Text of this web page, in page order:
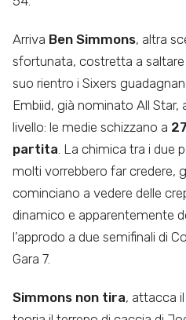
Arriva Ben Simmons, altra
sfortunata, costretta a saltare
suo rientro i Sixers
Embiid, già nominato All Star,
livello: le medie schizzano a
partita . La chimica tra i due
molti vorrebbero far credere,
cominciano a vedere delle
dinamico e apparentemente
l’approdo a due semifinali di
Gara 7.
Simmons non tira, attacca il